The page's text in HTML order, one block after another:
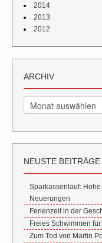
2014
2013
2012
ARCHIV
Archiv
NEUSTE BEITRÄGE
Sparkassenlauf:
Neuerungen
Ferienzeit in der
Freies Schwimmen
Zum Tod von Martin